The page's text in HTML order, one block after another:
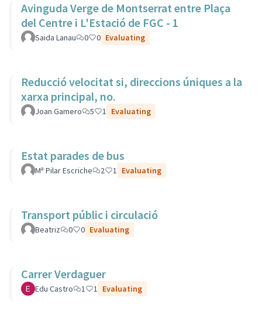
Avinguda Verge de Montserrat entre Plaça
del Centre i L'Estació de FGC - 1
Saida Lanau 0 0 Evaluating
Reducció velocitat si, direccions úniques a la
xarxa principal, no.
Joan Gamero 5 1 Evaluating
Estat parades de bus
Mª Pilar Escriche 2 1 Evaluating
Transport públic i circulació
Beatriz 0 0 Evaluating
Carrer Verdaguer
Edu Castro 1 1 Evaluating